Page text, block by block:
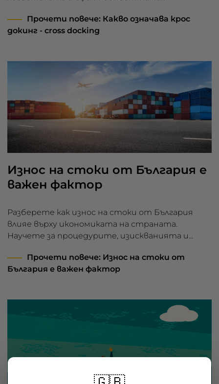
Прочети повече: Какво означава крос
докинг - cross docking
Износ на стоки от България е
важен фактор
Разберете как износ на стоки от България
влияе върху икономиката на страната.
Научете за процедурите, изискванията и...
Прочети повече: Износ на стоки от
България е важен фактор